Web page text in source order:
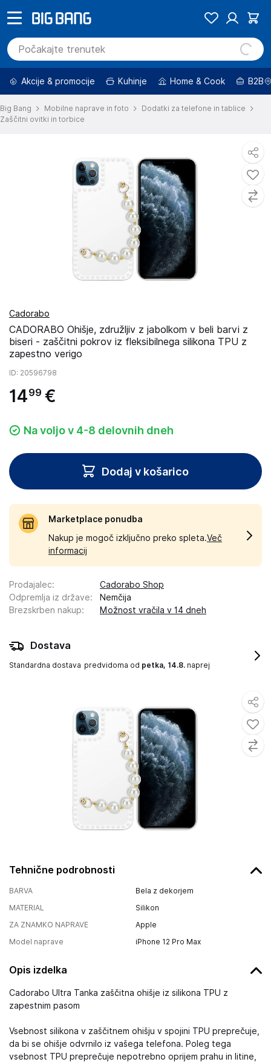
Akcije & promocije Kuhinje Home & Cook B2B
Big Bang Mobilne naprave in foto
Dodatki za telefone in tablice
Zaščitni ovitki in torbice
Tehnične podrobnosti
BARVA
Bela z dekorjem
MATERIAL
Silikon
ZA ZNAMKO NAPRAVE
Apple
Model naprave
iPhone 12 Pro Max
Opis izdelka
Cadorabo Ultra Tanka zaščitna ohišje iz silikona TPU z
zapestnim pasom
Vsebnost silikona v zaščitnem ohišju v spojini TPU preprečuje,
da bi se ohišje odvrnilo iz vašega telefona. Poleg tega
vsebnost TPU preprečuje nepotrebno oprijem prahu in litine,
Cadorabo
CADORABO Ohišje, združljiv z jabolkom v beli barvi z
biseri - zaščitni pokrov iz fleksibilnega silikona TPU z
zapestno verigo
ID: 20596798
1499 €
Na voljo v 4-8 delovnih dneh
Dodaj v košarico
Marketplace ponudba
Nakup je mogoč izključno preko spleta.Več
informacij
Prodajalec:
Cadorabo Shop
Odpremlja iz države:
Nemčija
Brezskrben nakup: Možnost vračila v 14 dneh
Dostava
Standardna dostava predvidoma od petka, 14.8. naprej